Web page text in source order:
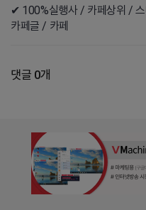
✔ 100%실행사 / 카페상위 /
카페글 / 카페
댓글 0개